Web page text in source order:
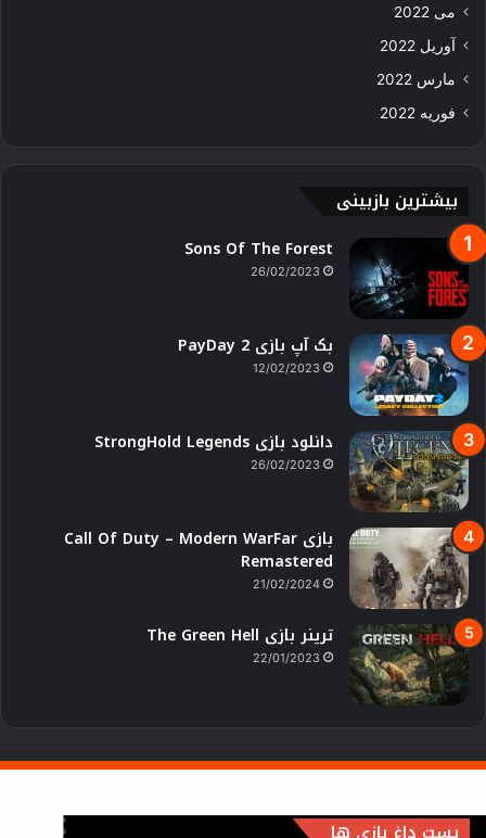
می 2022
آوریل 2022
مارس 2022
فوریه 2022
بیشترین بازبینی
Sons Of The Forest
26/02/2023
بک آپ بازی PayDay 2
12/02/2023
دانلود بازی StrongHold Legends
26/02/2023
بازی Call Of Duty – Modern WarFar
Remastered
21/02/2024
ترینر بازی The Green Hell
22/01/2023